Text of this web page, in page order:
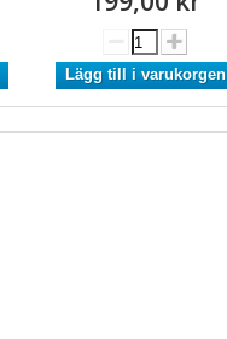
Lägg till i varukorgen